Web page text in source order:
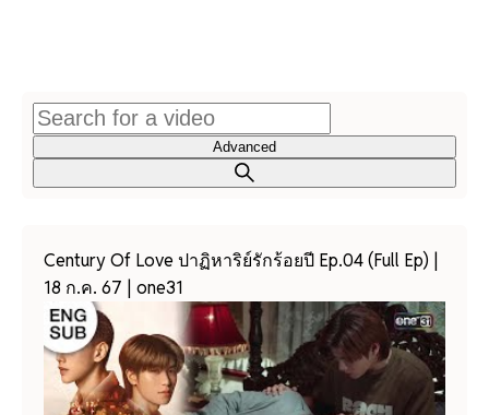
Advanced
Century Of Love ปาฏิหาริย์รักร้อยปี Ep.04 (Full Ep) |
18 ก.ค. 67 | one31